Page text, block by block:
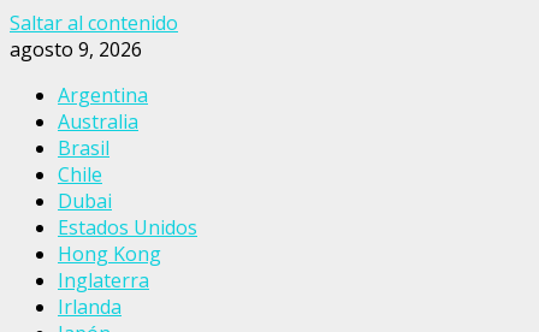
Saltar al contenido
agosto 9, 2026
Argentina
Australia
Brasil
Chile
Dubai
Estados Unidos
Hong Kong
Inglaterra
Irlanda